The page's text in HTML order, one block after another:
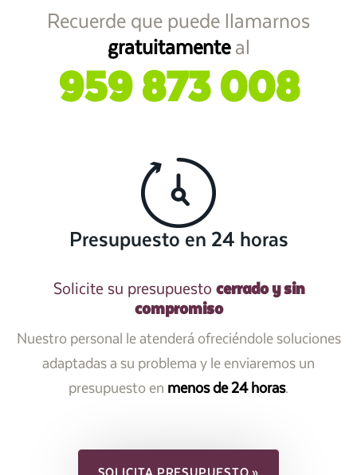
Recuerde que puede llamarnos
gratuitamenteal
959 873 008
Presupuesto en 24 horas
Solicite su presupuesto cerrado y sin
compromiso
Nuestro personal le atenderá ofreciéndole soluciones
adaptadas a su problema y le enviaremos un
presupuesto en menos de 24 horas.